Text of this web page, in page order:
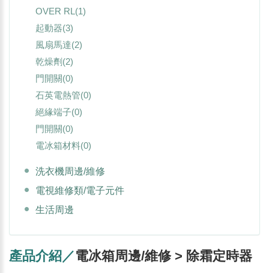
OVER RL (1)
起動器(3)
風扇馬達(2)
乾燥劑 (2)
門開關(0)
石英電熱管(0)
絕緣端子(0)
門開關(0)
電冰箱材料(0)
洗衣機周邊/維修
電視維修類/電子元件
生活周邊
產品介紹／電冰箱周邊/維修 > 除霜定時器